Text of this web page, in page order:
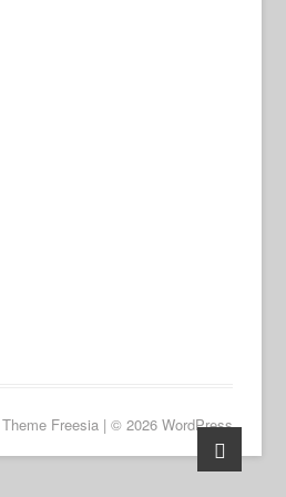
Theme Freesia | © 2026 WordPress
Go
to